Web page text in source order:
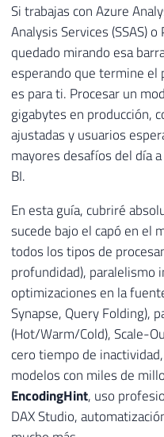
Si trabajas con Azure
Analysis Services (SSAS)
quedado mirando esa
esperando que termine el
es para ti. Procesar un
gigabytes en producción,
ajustadas y usuarios
mayores desafíos del día
BI.
En esta guía, cubriré
sucede bajo el capó en el
todos los tipos de
profundidad), paralelismo
optimizaciones en la
Synapse, Query Folding),
(Hot/Warm/Cold), Scale-
cero tiempo de
modelos con miles de
EncodingHint, uso
DAX Studio,